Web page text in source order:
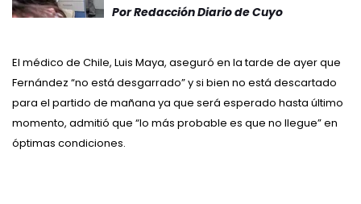
PorRedacción Diario de Cuyo
El médico de Chile, Luis Maya, aseguró en la tarde de ayer que
Fernández “no está desgarrado” y si bien no está descartado
para el partido de mañana ya que será esperado hasta último
momento, admitió que “lo más probable es que no llegue” en
óptimas condiciones.